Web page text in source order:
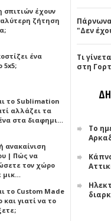
σπιτιών έχουν
ζήτηση
ένα
5x5;
το Sublimation
αλλάζει τα
στα διαφημι…
ανακαίνιση
| Πώς να
τον χώρο
μικ…
το Custom Made
και γιατί να το
"Δεν
Τι
στη
Το